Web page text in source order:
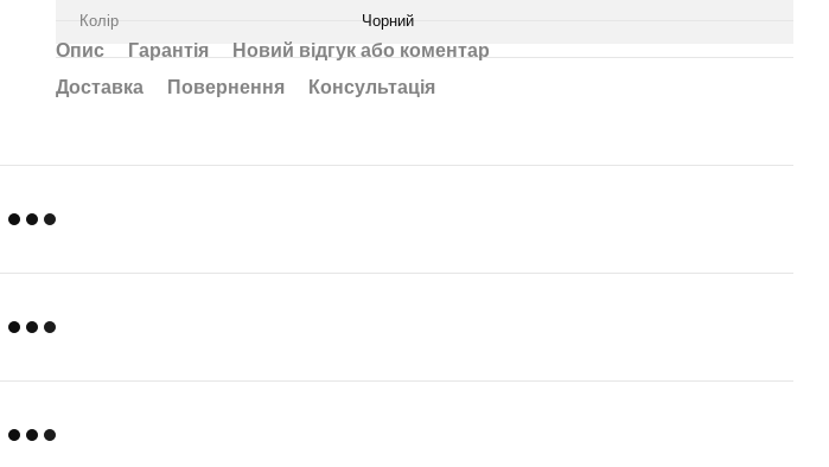
Колір Чорний
Опис Гарантія
Новий відгук або коментар
Доставка
Повернення Консультація